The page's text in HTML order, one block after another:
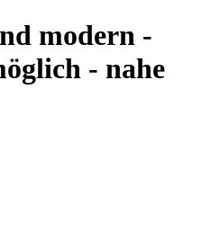
modern -
- nahe